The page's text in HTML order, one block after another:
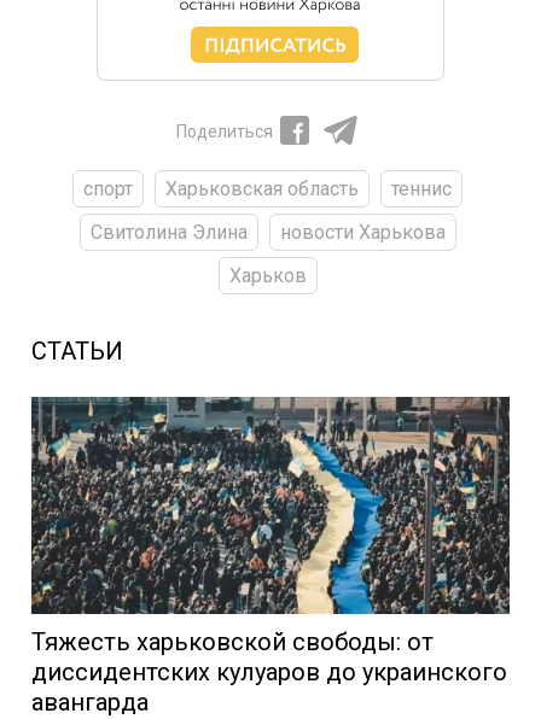
Поделиться
спорт Харьковская область
теннис
Свитолина Элина
новости Харькова
Харьков
СТАТЬИ
Тяжесть харьковской свободы: от
диссидентских кулуаров до украинского
авангарда